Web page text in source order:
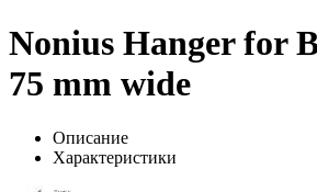
Nonius Hanger for
75 mm wide
Описание
Характеристики